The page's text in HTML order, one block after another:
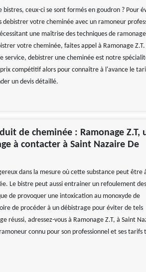
bistres, ceux-ci se sont formés en goudron ? Pour
debistrer votre cheminée avec un ramoneur
une maîtrise des techniques de
votre cheminée, faites appel à Ramonage Z.T.
service, debistrer une cheminée est notre
prix compétitif alors pour connaître à l'avance le
un devis détaillé.
de cheminée : Ramonage Z.T,
à contacter à Saint Nazaire De
dans la mesure où cette substance peut être
Le bistre peut aussi entrainer un refoulement des
de provoquer une intoxication au monoxyde de
de procéder à un débistrage pour éviter de tels
réussi, adressez-vous à Ramonage Z.T, à Saint
connu pour son professionnel et ses tarifs